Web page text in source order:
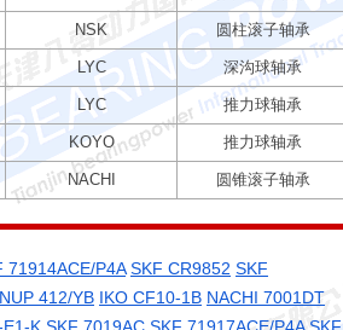
NSK 圆柱滚子轴承
LYC 深沟球轴承
LYC 推力球轴承
KOYO 推力球轴承
NACHI 圆锥滚子轴承
71914ACE/P4A SKF CR9852 SKF
412/YB IKO CF10-1B NACHI 7001DT